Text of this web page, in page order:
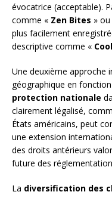
évocatrice (acceptable).
comme « Zen Bites » ou
plus facilement
descriptive comme «
Une deuxième approche
géographique en
protection nationale
clairement légalisé,
États américains, peut
une extension
des droits antérieurs
future des
La diversification des